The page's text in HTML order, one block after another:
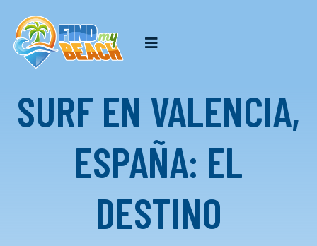
SURF EN VALENCIA,
ESPAÑA: EL
DESTINO